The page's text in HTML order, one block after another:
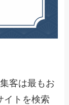
客は最もお
イトを検索